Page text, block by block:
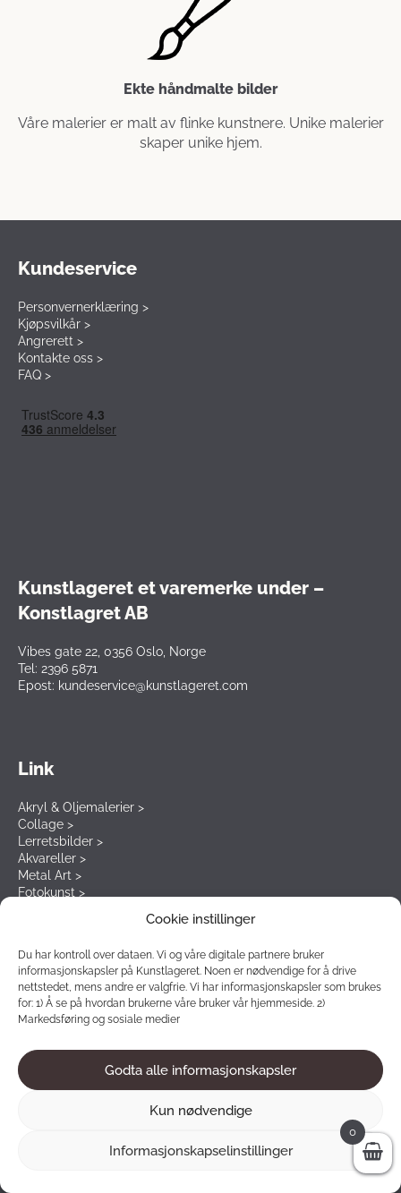
Cookie instillinger
Du har kontroll over dataen. Vi og våre digitale partnere bruker
informasjonskapsler på Kunstlageret. Noen er nødvendige for å drive
nettstedet, mens andre er valgfrie. Vi har informasjonskapsler som brukes
for: 1) Å se på hvordan brukerne våre bruker vår hjemmeside. 2)
Markedsføring og sosiale medier
Godta alle informasjonskapsler
Kun nødvendige
Informasjonskapselinstillinger
Ekte håndmalte bilder
Våre malerier er malt av flinke kunstnere. Unike malerier
skaper unike hjem.
Kundeservice
Personvernerklæring >
Kjøpsvilkår >
Angrerett >
Kontakte oss >
FAQ >
Kunstlageret et varemerke under –
Konstlagret AB
Vibes gate 22, 0356 Oslo, Norge
Tel: 2396 5871
Epost: kundeservice@kunstlageret.com
Link
Akryl & Oljemalerier >
Collage >
Lerretsbilder >
Akvareller >
Metal Art >
Fotokunst >
Vårt nyhetsbrev
Meld deg på nyhetsbrevet for å få unike rabatter og tilbud.
0